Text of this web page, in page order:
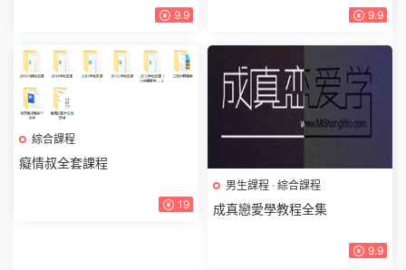
9.9 9.9
綜合課程
癡情叔全套課程
19
男生課程 · 綜合課程
成真戀愛學教程全集
9.9